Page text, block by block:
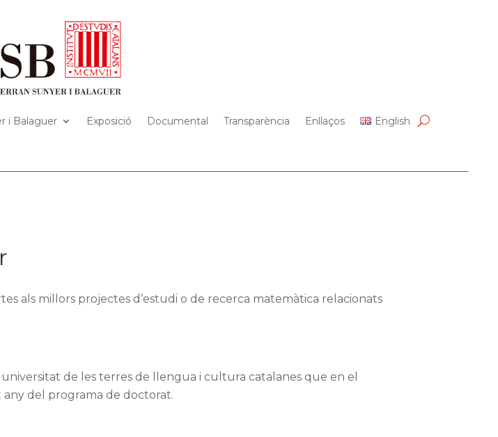
i Balaguer Exposició Documental Transparència Enllaços English
als millors projectes d’estudi o de recerca matemàtica relacionats
de les terres de llengua i cultura catalanes que en el
del programa de doctorat.